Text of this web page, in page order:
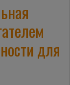
для